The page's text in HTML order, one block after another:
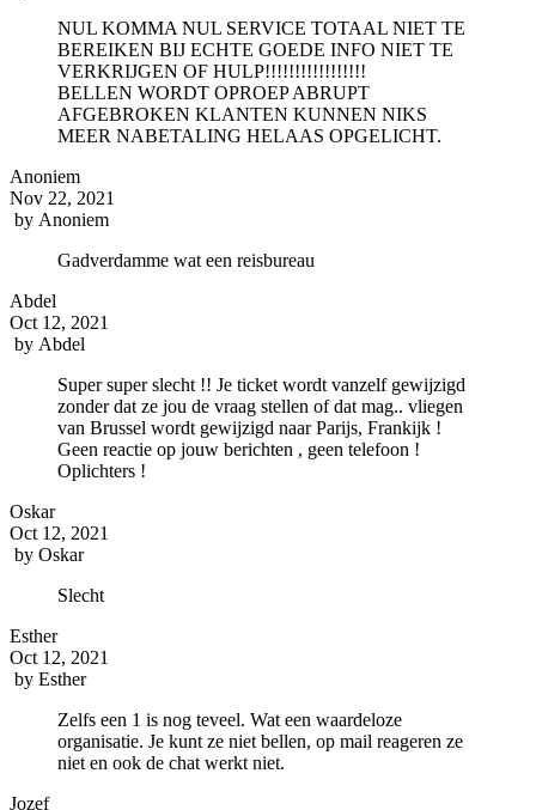
NUL KOMMA NUL SERVICE TOTAAL NIET TE
BEREIKEN BIJ ECHTE GOEDE INFO NIET TE
VERKRIJGEN OF HULP!!!!!!!!!!!!!!!!!
BELLEN WORDT OPROEP ABRUPT
AFGEBROKEN KLANTEN KUNNEN NIKS
MEER NABETALING HELAAS OPGELICHT.
Anoniem
Nov 22, 2021
by Anoniem
Gadverdamme wat een reisbureau
Abdel
Oct 12, 2021
by Abdel
Super super slecht !! Je ticket wordt vanzelf gewijzigd
zonder dat ze jou de vraag stellen of dat mag.. vliegen
van Brussel wordt gewijzigd naar Parijs, Frankijk !
Geen reactie op jouw berichten , geen telefoon !
Oplichters !
Oskar
Oct 12, 2021
by Oskar
Slecht
Esther
Oct 12, 2021
by Esther
Zelfs een 1 is nog teveel. Wat een waardeloze
organisatie. Je kunt ze niet bellen, op mail reageren ze
niet en ook de chat werkt niet.
Jozef